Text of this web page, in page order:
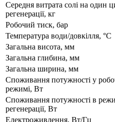
Середня витрата солі на один
регенерації, кг
Робочий тиск, бар
Температура води/довкілля, °C
Загальна висота, мм
Загальна глибина, мм
Загальна ширина, мм
Споживання потужності у
режимі, Вт
Споживання потужності в
регенерації, Вт
Електроживлення, Вт/Гц